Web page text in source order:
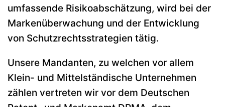
umfassende Risikoabschätzung, wird bei der
Markenüberwachung und der Entwicklung
von Schutzrechtsstrategien tätig.
Unsere Mandanten, zu welchen vor allem
Klein- und Mittelständische Unternehmen
zählen vertreten wir vor dem Deutschen